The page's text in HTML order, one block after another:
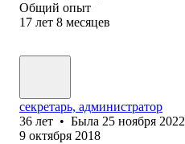
Общий опыт
17 лет 8 месяцев
секретарь, администратор
36 лет • Была 25 ноября 2022
9 октября 2018